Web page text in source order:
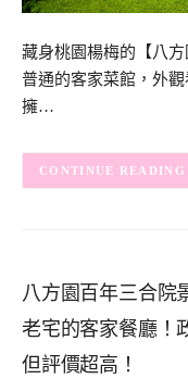
藏身桃園楊梅的【八
普通的客家菜館，外
擁…
CONTINUE READING
八方園百年三合院
老宅的客家餐廳！
但評價超高！